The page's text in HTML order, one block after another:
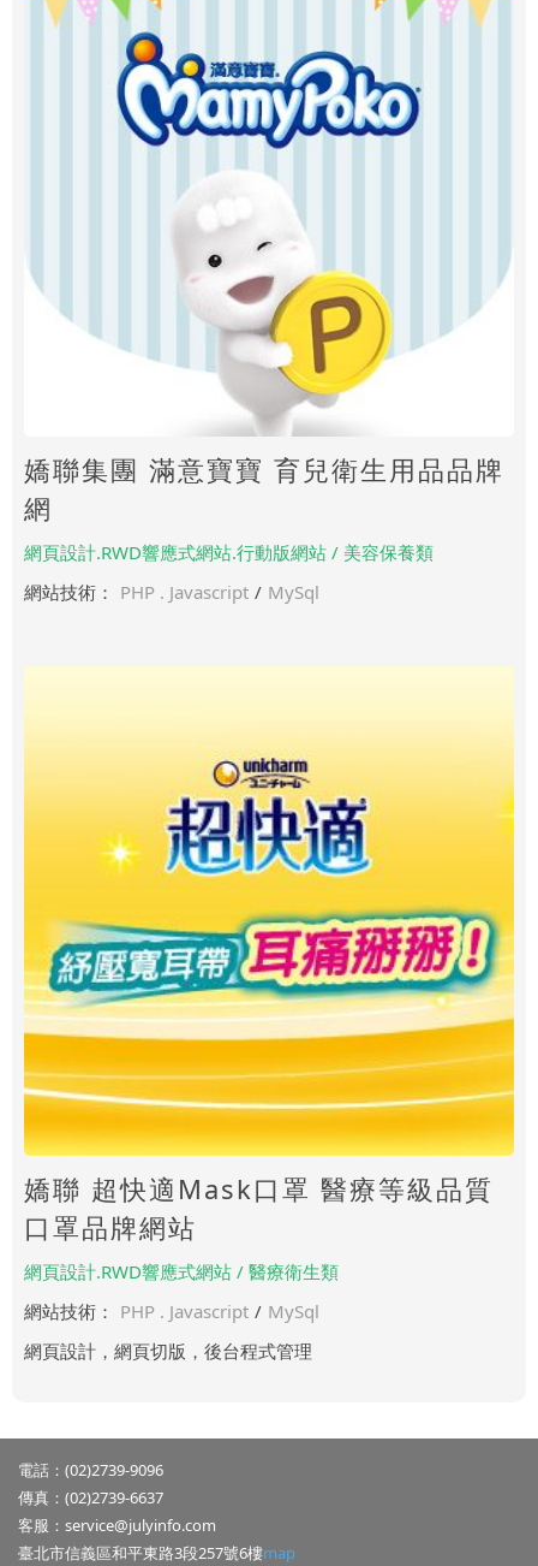
嬌聯集團 滿意寶寶 育兒衛生用品品牌
網
網頁設計.RWD響應式網站.行動版網站 / 美容保養類
網站技術： PHP . Javascript / MySql
嬌聯 超快適Mask口罩 醫療等級品質
口罩品牌網站
網頁設計.RWD響應式網站 / 醫療衛生類
網站技術： PHP . Javascript / MySql
網頁設計，網頁切版，後台程式管理
電話：(02)2739-9096
傳真：(02)2739-6637
客服： service@julyinfo.com
臺北市信義區和平東路3段257號6樓map